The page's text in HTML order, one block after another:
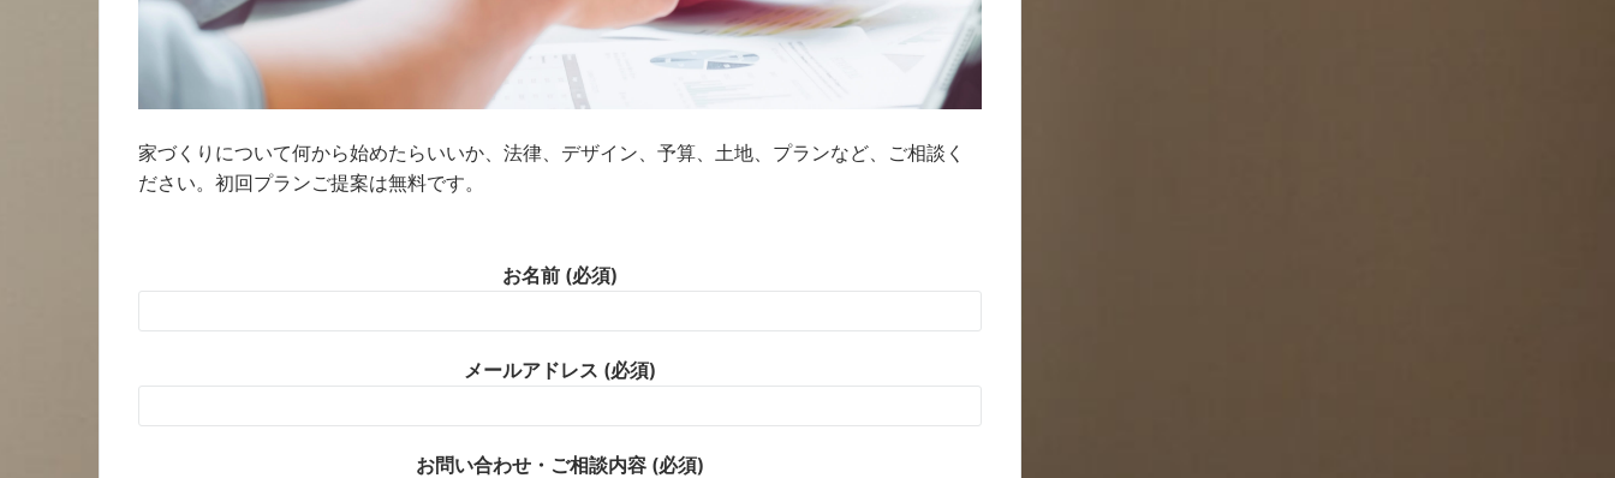
家づくりについて何から始めたらいいか、法律、デザイン、予算、土地、プランなど、ご相談く
ださい。初回プランご提案は無料です。
お名前 (必須)
メールアドレス (必須)
お問い合わせ・ご相談内容 (必須)